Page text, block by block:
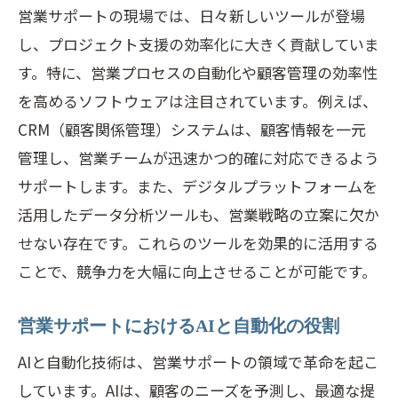
営業サポートの現場では、日々新しいツールが登場
し、プロジェクト支援の効率化に大きく貢献していま
す。特に、営業プロセスの自動化や顧客管理の効率性
を高めるソフトウェアは注目されています。例えば、
CRM（顧客関係管理）システムは、顧客情報を一元
管理し、営業チームが迅速かつ的確に対応できるよう
サポートします。また、デジタルプラットフォームを
活用したデータ分析ツールも、営業戦略の立案に欠か
せない存在です。これらのツールを効果的に活用する
ことで、競争力を大幅に向上させることが可能です。
営業サポートにおけるAIと自動化の役割
AIと自動化技術は、営業サポートの領域で革命を起こ
しています。AIは、顧客のニーズを予測し、最適な提